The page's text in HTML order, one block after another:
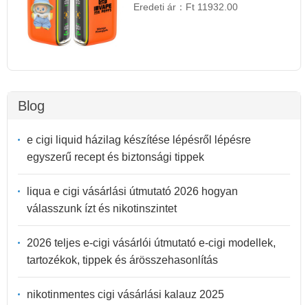
Eredeti ár： Ft 11932.00
Blog
e cigi liquid házilag készítése lépésről lépésre
egyszerű recept és biztonsági tippek
liqua e cigi vásárlási útmutató 2026 hogyan
válasszunk ízt és nikotinszintet
2026 teljes e-cigi vásárlói útmutató e-cigi modellek,
tartozékok, tippek és árösszehasonlítás
nikotinmentes cigi vásárlási kalauz 2025